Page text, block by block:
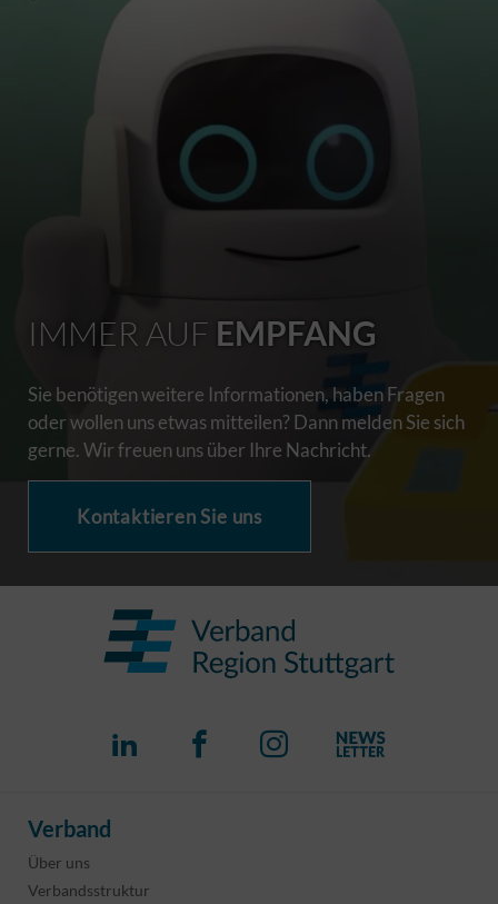
IMMER AUF EMPFANG
Sie benötigen weitere Informationen, haben Fragen
oder wollen uns etwas mitteilen? Dann melden Sie sich
gerne. Wir freuen uns über Ihre Nachricht.
Kontaktieren Sie uns
Verband
Über uns
Verbandsstruktur